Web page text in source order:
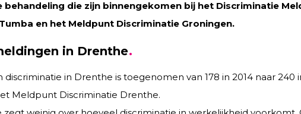
behandeling die zijn binnengekomen bij het Discriminatie
en het Meldpunt Discriminatie Groningen.
in Drenthe
in Drenthe is toegenomen van 178 in 2014 naar 240
Meldpunt Discriminatie Drenthe.